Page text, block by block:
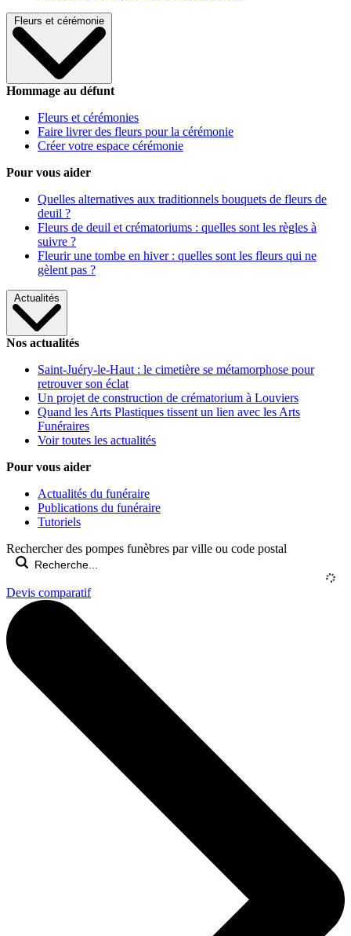
Fleurs et cérémonie
Hommage au défunt
Fleurs et cérémonies
Faire livrer des fleurs pour la cérémonie
Créer votre espace cérémonie
Pour vous aider
Quelles alternatives aux traditionnels bouquets de fleurs de
deuil ?
Fleurs de deuil et crématoriums : quelles sont les règles à
suivre ?
Fleurir une tombe en hiver : quelles sont les fleurs qui ne
gèlent pas ?
Actualités
Nos actualités
Saint-Juéry-le-Haut : le cimetière se métamorphose pour
retrouver son éclat
Un projet de construction de crématorium à Louviers
Quand les Arts Plastiques tissent un lien avec les Arts
Funéraires
Voir toutes les actualités
Pour vous aider
Actualités du funéraire
Publications du funéraire
Tutoriels
Rechercher des pompes funèbres par ville ou code postal
Devis comparatif